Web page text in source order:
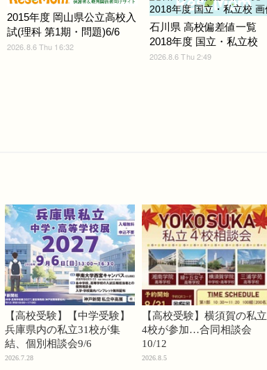
2015年度 岡山県公立高校入
試(理科 第1期・問題)6/6
2026.8.6 Thu 16:32
石川県 高校偏差値一覧
2018年度 国立・私立校
2026.8.6 Thu 2:49
【高校受験】【中学受験】
兵庫県内の私立31校が集
結、個別相談会9/6
2026.7.28
【高校受験】横須賀の私立
4校が参加…合同相談会
10/12
2026.8.5